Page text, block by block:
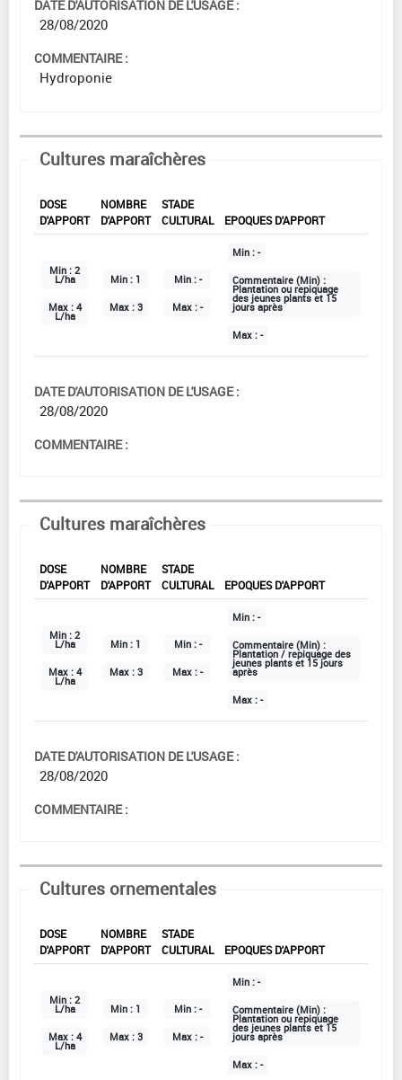
DATE D'AUTORISATION DE L'USAGE :
28/08/2020
COMMENTAIRE :
Hydroponie
Cultures maraîchères
DOSE
D'APPORT
NOMBRE
D'APPORT
STADE
CULTURAL
EPOQUES D'APPORT
Min : 2
L/ha
Max : 4
L/ha
Min : 1
Max : 3
Min : -
Max : -
Min : -
Commentaire (Min) :
Plantation ou repiquage
des jeunes plants et 15
jours après
Max : -
DATE D'AUTORISATION DE L'USAGE :
28/08/2020
COMMENTAIRE :
Cultures maraîchères
DOSE
D'APPORT
NOMBRE
D'APPORT
STADE
CULTURAL
EPOQUES D'APPORT
Min : 2
L/ha
Max : 4
L/ha
Min : 1
Max : 3
Min : -
Max : -
Min : -
Commentaire (Min) :
Plantation / repiquage des
jeunes plants et 15 jours
après
Max : -
DATE D'AUTORISATION DE L'USAGE :
28/08/2020
COMMENTAIRE :
Cultures ornementales
DOSE
D'APPORT
NOMBRE
D'APPORT
STADE
CULTURAL
EPOQUES D'APPORT
Min : 2
L/ha
Max : 4
L/ha
Min : 1
Max : 3
Min : -
Max : -
Min : -
Commentaire (Min) :
Plantation ou repiquage
des jeunes plants et 15
jours après
Max : -